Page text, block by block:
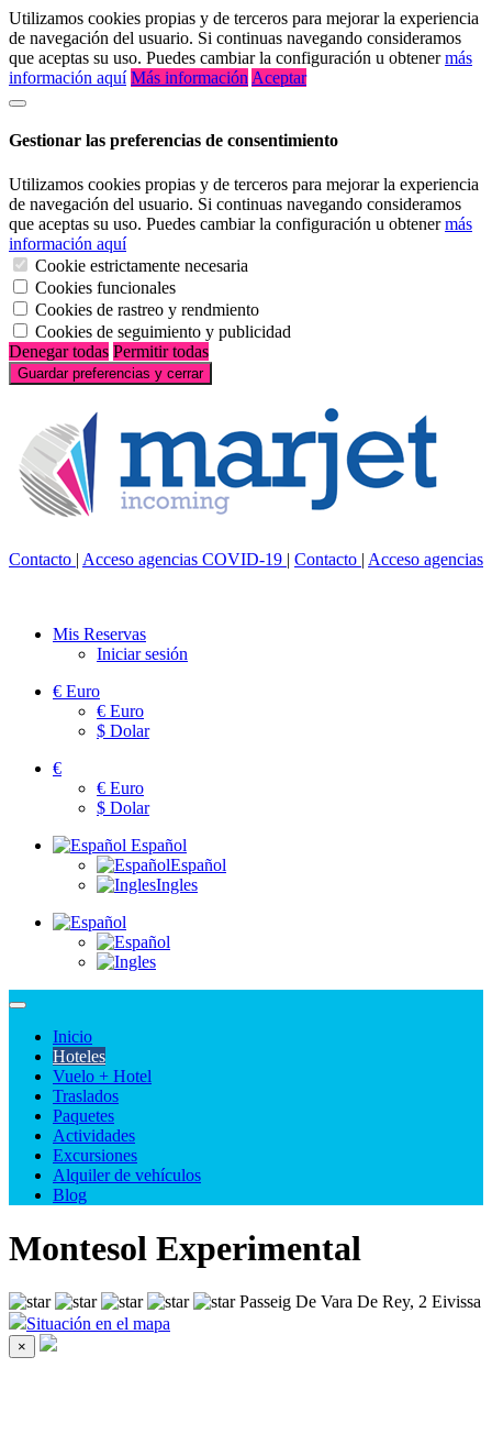
Utilizamos cookies propias y de terceros para mejorar la experiencia
de navegación del usuario. Si continuas navegando consideramos
que aceptas su uso. Puedes cambiar la configuración u obtenermás
información aquí Más información Aceptar
Gestionar las preferencias de consentimiento
Utilizamos cookies propias y de terceros para mejorar la experiencia
de navegación del usuario. Si continuas navegando consideramos
que aceptas su uso. Puedes cambiar la configuración u obtenermás
información aquí
Cookie estrictamente necesaria
Cookies funcionales
Cookies de rastreo y rendmiento
Cookies de seguimiento y publicidad
Denegar todas Permitir todas
Guardar preferencias y cerrar
Contacto | Acceso agencias COVID-19 | Contacto | Acceso agencias
Mis Reservas
Iniciar sesión
€ Euro
€ Euro
$ Dolar
€
€ Euro
$ Dolar
Español
Español
Ingles
Inicio
Hoteles
Vuelo + Hotel
Traslados
Paquetes
Actividades
Excursiones
Alquiler de vehículos
Blog
Montesol Experimental
Passeig De Vara De Rey, 2 Eivissa
Situación en el mapa
×